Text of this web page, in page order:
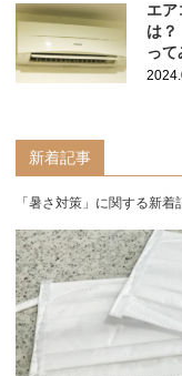
エア
は
って
新着記事
「暑さ対策」に関する新着